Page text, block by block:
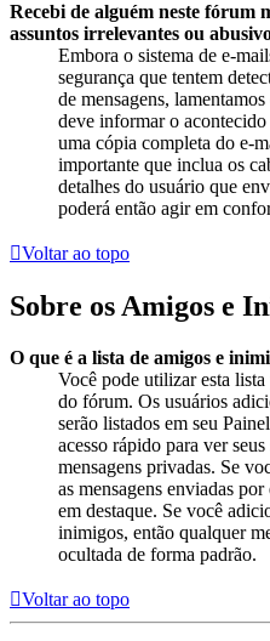
Recebi de alguém neste fórum
assuntos irrelevantes ou
Embora o sistema de e-
segurança que tentem
de mensagens,
deve informar o
uma cópia completa do e-
importante que inclua os
detalhes do usuário que
poderá então agir em
Voltar ao topo
Sobre os Amigos e
O que é a lista de amigos e
Você pode utilizar esta
do fórum. Os usuários
serão listados em seu
acesso rápido para ver
mensagens privadas. Se
as mensagens enviadas
em destaque. Se você
inimigos, então qualquer
ocultada de forma padrão.
Voltar ao topo